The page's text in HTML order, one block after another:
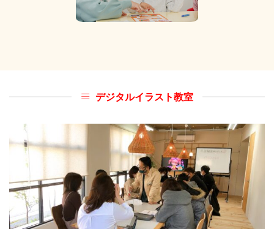
デジタルイラスト教室